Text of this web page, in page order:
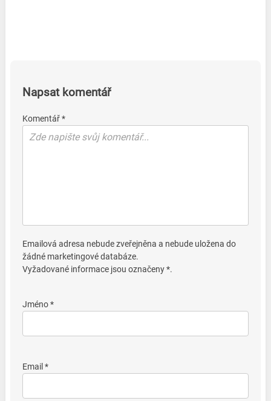
Napsat komentář
Komentář *
Emailová adresa nebude zveřejněna a nebude uložena do
žádné marketingové databáze.
Vyžadované informace jsou označeny *.
Jméno *
Email *